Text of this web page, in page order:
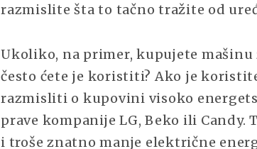
razmislite šta to tačno tražite od
Ukoliko, na primer, kupujete mašinu
često ćete je koristiti? Ako je
razmisliti o kupovini visoko
prave kompanije LG, Beko ili Candy.
i troše znatno manje električne